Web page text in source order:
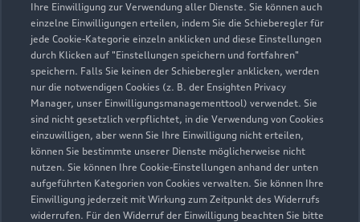
Ihre Einwilligung zur Verwendung aller Dienste. Sie können auch
einzelne Einwilligungen erteilen, indem Sie die Schieberegler für
jede Cookie-Kategorie einzeln anklicken und diese Einstellungen
durch Klicken auf "Einstellungen speichern und fortfahren"
speichern. Falls Sie keinen der Schieberegler anklicken, werden
nur die notwendigen Cookies (z. B. der Ensighten Privacy
Manager, unser Einwilligungsmanagementtool) verwendet. Sie
sind nicht gesetzlich verpflichtet, in die Verwendung von Cookies
einzuwilligen, aber wenn Sie Ihre Einwilligung nicht erteilen,
können Sie bestimmte unserer Dienste möglicherweise nicht
nutzen. Sie können Ihre Cookie-Einstellungen anhand der unten
aufgeführten Kategorien von Cookies verwalten. Sie können Ihre
Einwilligung jederzeit mit Wirkung zum Zeitpunkt des Widerrufs
widerrufen. Für den Widerruf der Einwilligung beachten Sie bitte
wunstorf@kahle.de
Kontaktdaten herunterladen
Öffnungszeiten
Service
Geschlossen, öffnet am Montag 07:00